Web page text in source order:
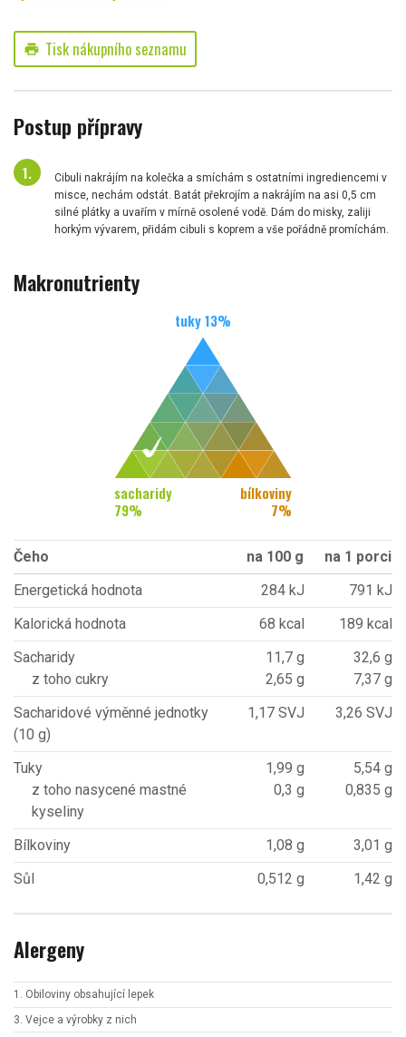
print Tisk nákupního seznamu
Postup přípravy
Cibuli nakrájím na kolečka a smíchám s ostatními ingrediencemi v
misce, nechám odstát. Batát překrojím a nakrájím na asi 0,5 cm
silné plátky a uvařím v mírně osolené vodě. Dám do misky, zaliji
horkým vývarem, přidám cibuli s koprem a vše pořádně promíchám.
Makronutrienty
tuky13%
sacharidy
79%
bílkoviny
7%
Čeho na 100 g
na 1 porci
Energetická hodnota
284 kJ
791 kJ
Kalorická hodnota
68 kcal
189 kcal
Sacharidy
z toho cukry
11,7 g
2,65 g
32,6 g
7,37 g
Sacharidové výměnné jednotky
(10 g)
1,17 SVJ 3,26 SVJ
Tuky
z toho nasycené mastné
kyseliny
1,99 g
0,3 g
5,54 g
0,835 g
Bílkoviny 1,08 g
3,01 g
Sůl
0,512 g 1,42 g
Alergeny
1. Obiloviny obsahující lepek
3. Vejce a výrobky z nich